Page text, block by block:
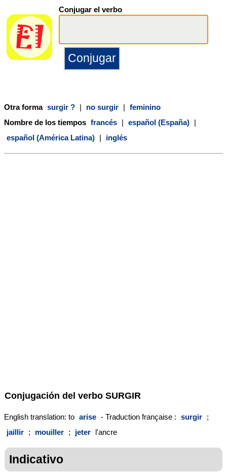
Conjugar el verbo
Otra forma surgir ? | no surgir | feminino
Nombre de los tiempos francés | español (España) |
español (América Latina) | inglés
Conjugación del verbo SURGIR
English translation: to arise - Traduction française : surgir ;
jaillir ; mouiller ; jeter l'ancre
Indicativo